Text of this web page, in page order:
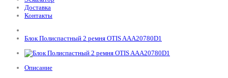
Доставка
Контакты
Блок Полиспастный 2 ремня OTIS AAA20780D1
Описание